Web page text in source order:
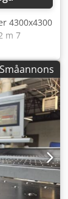
4300x4300
m 7
för
2,2 kW
0–150
m/min
Anszr
delar i
Småannons